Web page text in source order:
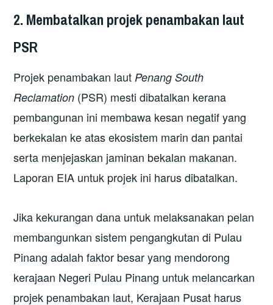
2. Membatalkan projek penambakan laut
PSR
Projek penambakan laut Penang South
Reclamation (PSR) mesti dibatalkan kerana
pembangunan ini membawa kesan negatif yang
berkekalan ke atas ekosistem marin dan pantai
serta menjejaskan jaminan bekalan makanan.
Laporan EIA untuk projek ini harus dibatalkan.
Jika kekurangan dana untuk melaksanakan pelan
membangunkan sistem pengangkutan di Pulau
Pinang adalah faktor besar yang mendorong
kerajaan Negeri Pulau Pinang untuk melancarkan
projek penambakan laut, Kerajaan Pusat harus